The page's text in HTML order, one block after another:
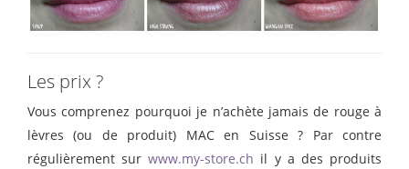
Les prix ?
Vous comprenez pourquoi je n’achète jamais de rouge à
lèvres (ou de produit) MAC en Suisse ? Par contre
régulièrement surwww.my-store.ch il y a des produits